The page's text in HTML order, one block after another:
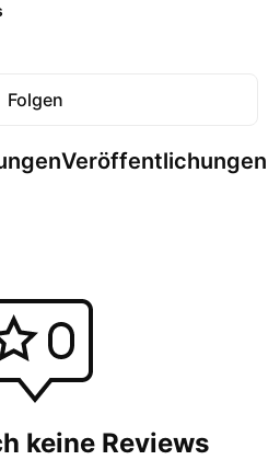
Folgen
Veröffentlichungen
keine Reviews